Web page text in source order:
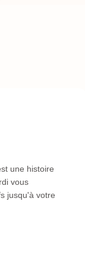
une histoire
vous
jusqu'à votre